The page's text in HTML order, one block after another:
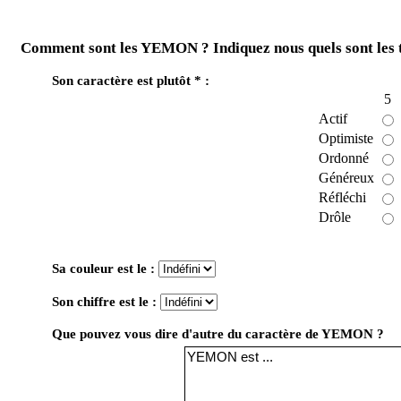
Comment sont les YEMON ? Indiquez nous quels sont
Son caractère est plutôt * :
5
Actif
Optimiste
Ordonné
Généreux
Réfléchi
Drôle
Sa couleur est le :
Son chiffre est le :
Que pouvez vous dire d'autre du caractère de YEMON ?